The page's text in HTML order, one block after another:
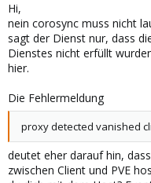
(Das tritt auch nicht immer
Zeit immer häufiger)
Beim Anzeigen des Status
Wieder genau dann,
habe.
Wenn es ein
Hi,
nein corosync muss nicht
sagt der Dienst nur, dass
Dienstes nicht erfüllt
hier.
Die Fehlermeldung
proxy detected vanished
deutet eher darauf hin,
zwischen Client und PVE